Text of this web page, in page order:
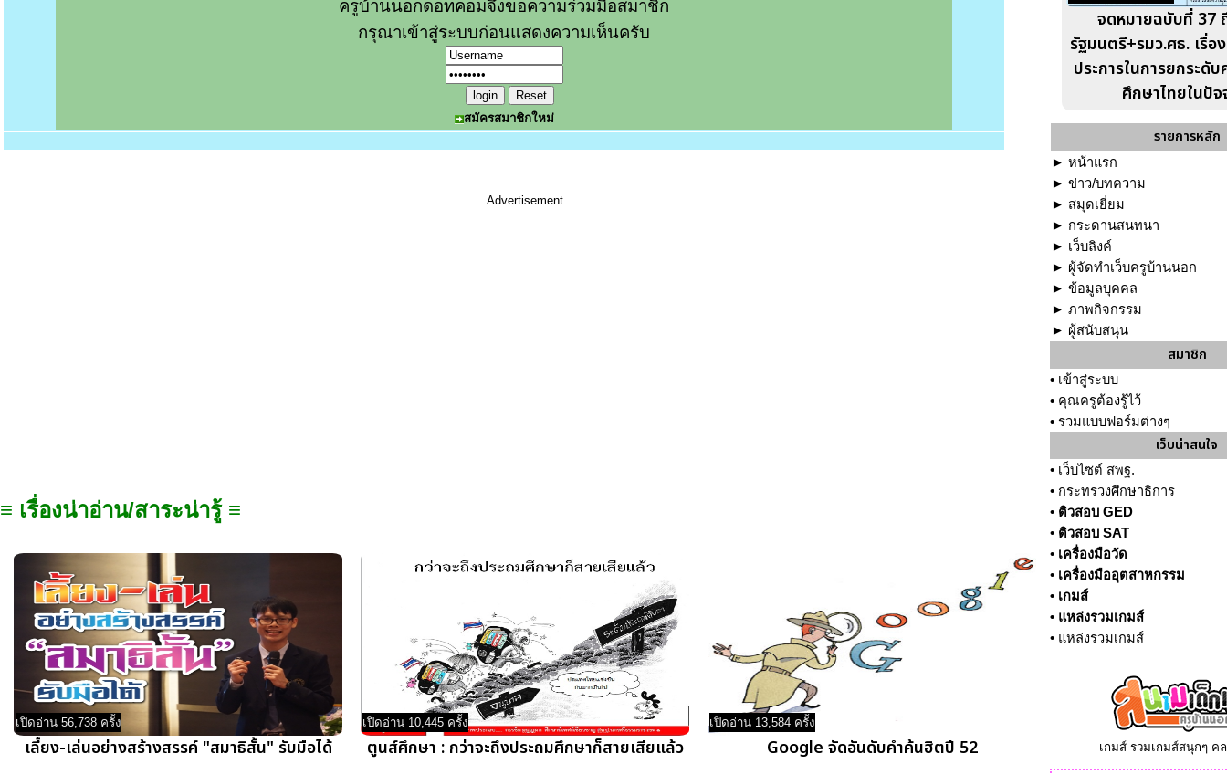
ครูบ้านนอกดอทคอมจึงขอความร่วมมือสมาชิก
กรุณาเข้าสู่ระบบก่อนแสดงความเห็นครับ
สมัครสมาชิกใหม่
Advertisement
≡ เรื่องน่าอ่าน/สาระน่ารู้ ≡
เปิดอ่าน 56,738 ครั้ง
เลี้ยง-เล่นอย่างสร้างสรรค์ "สมาธิสั้น" รับมือได้
เปิดอ่าน 10,445 ครั้ง
ตูนส์ศึกษา : กว่าจะถึงประถมศึกษาก็สายเสียแล้ว
เปิดอ่าน 13,584 ครั้ง
Google จัดอันดับคำค้นฮิตปี 52
จดหมายฉบับที่ 37
รัฐมนตรี+รมว.ศธ. เรื่
ประการในการยกระดั
ศึกษาไทยในปั
รายการหลัก
► หน้าแรก
► ข่าว/บทความ
► สมุดเยี่ยม
► กระดานสนทนา
► เว็บลิงค์
► ผู้จัดทำเว็บครูบ้านนอก
► ข้อมูลบุคคล
► ภาพกิจกรรม
► ผู้สนับสนุน
สมาชิก
• เข้าสู่ระบบ
• คุณครูต้องรู้ไว้
• รวมแบบฟอร์มต่างๆ
เว็บน่าสนใจ
• เว็บไซต์ สพฐ.
• กระทรวงศึกษาธิการ
• ติวสอบ GED
• ติวสอบ SAT
• เครื่องมือวัด
• เครื่องมืออุตสาหกรรม
• เกมส์
• แหล่งรวมเกมส์
• แหล่งรวมเกมส์
เกมส์ รวมเกมส์สนุกๆ ค